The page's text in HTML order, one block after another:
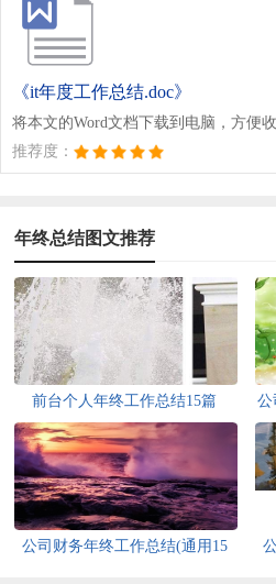
《it年度工作总结.doc》
将本文的Word文档下载到电脑，方便
推荐度：
年终总结图文推荐
前台个人年终工作总结15篇 公
公司财务年终工作总结(通用15